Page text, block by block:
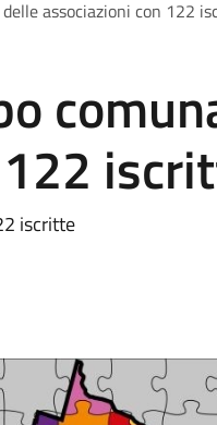
associazioni con 122
iscritte